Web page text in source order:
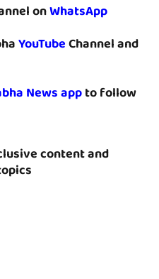
onWhatsApp
YouTubeChannel and
News appto follow
content and